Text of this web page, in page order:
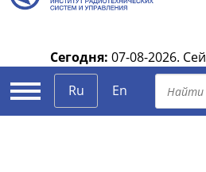
Сегодня: 07-08-2026.
Ru
En